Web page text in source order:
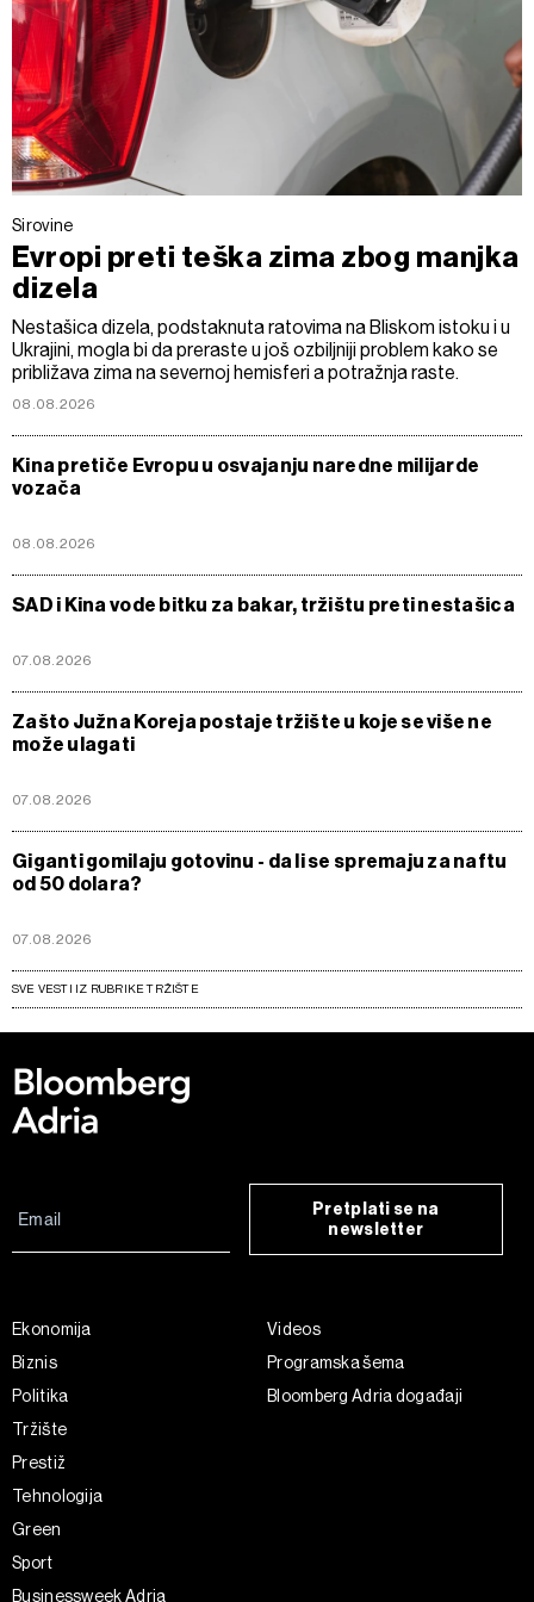
Sirovine
Evropi preti teška zima zbog manjka
dizela
Nestašica dizela, podstaknuta ratovima na Bliskom istoku i u
Ukrajini, mogla bi da preraste u još ozbiljniji problem kako se
približava zima na severnoj hemisferi a potražnja raste.
08.08.2026
Kina pretiče Evropu u osvajanju naredne milijarde
vozača
08.08.2026
SAD i Kina vode bitku za bakar, tržištu preti nestašica
07.08.2026
Zašto Južna Koreja postaje tržište u koje se više ne
može ulagati
07.08.2026
Giganti gomilaju gotovinu - da li se spremaju za naftu
od 50 dolara?
07.08.2026
SVE VESTI IZ RUBRIKE TRŽIŠTE
Pretplati se na
newsletter
Ekonomija
Biznis
Politika
Tržište
Prestiž
Tehnologija
Green
Sport
Businessweek Adria
Videos
Programska šema
Bloomberg Adria događaji